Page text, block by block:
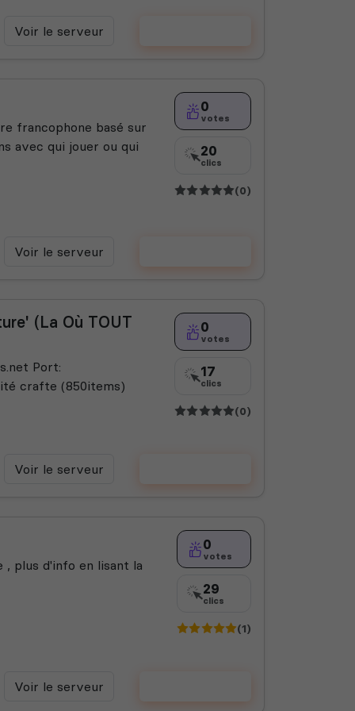
Voir le serveur
francophone basé sur
avec qui jouer ou qui
0
votes
20
clics
(0)
Voir le serveur
(La Où TOUT
Port:
crafte (850items)
0
votes
17
clics
(0)
Voir le serveur
, plus d'info en lisant la
0
votes
29
clics
(1)
Voir le serveur